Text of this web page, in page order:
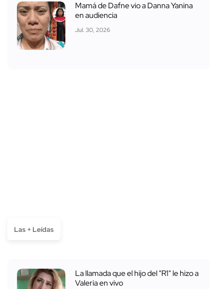
Mamá de Dafne vio a Danna Yanina
en audiencia
Jul. 30, 2026
Las + Leídas
La llamada que el hijo del "R1" le hizo a
Valeria en vivo